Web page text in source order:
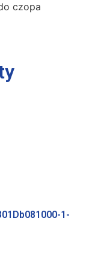
czopa
1-